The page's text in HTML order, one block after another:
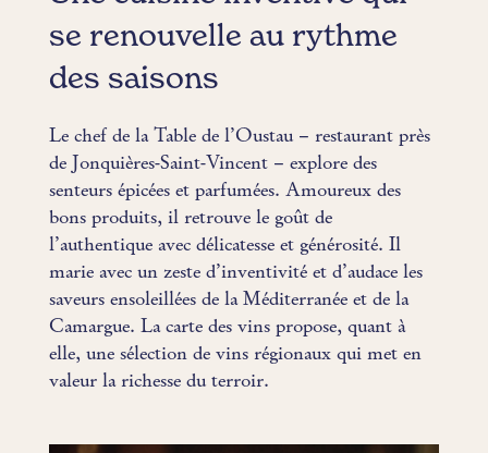
se renouvelle au rythme
des saisons
Le chef de la Table de l’Oustau – restaurant près
de Jonquières-Saint-Vincent – explore des
senteurs épicées et parfumées. Amoureux des
bons produits, il retrouve le goût de
l’authentique avec délicatesse et générosité. Il
marie avec un zeste d’inventivité et d’audace les
saveurs ensoleillées de la Méditerranée et de la
Camargue. La carte des vins propose, quant à
elle, une sélection de vins régionaux qui met en
valeur la richesse du terroir.